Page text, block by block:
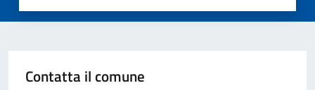
Contatta il comune